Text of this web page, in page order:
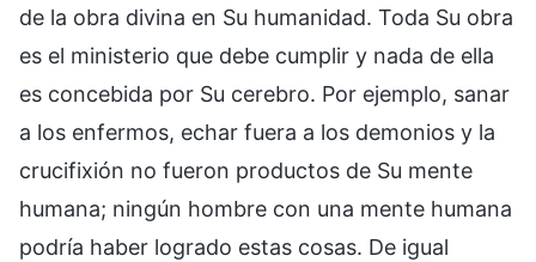
de la obra divina en Su humanidad. Toda Su obra
es el ministerio que debe cumplir y nada de ella
es concebida por Su cerebro. Por ejemplo, sanar
a los enfermos, echar fuera a los demonios y la
crucifixión no fueron productos de Su mente
humana; ningún hombre con una mente humana
podría haber logrado estas cosas. De igual